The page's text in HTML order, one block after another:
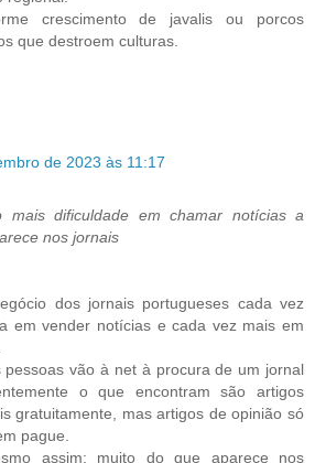
crescimento de javalis ou porcos
que destroem culturas.
de 2023 às 11:17
mais dificuldade em chamar notícias a
nos jornais
dos jornais portugueses cada vez
em vender notícias e cada vez mais em
pessoas vão à net à procura de um jornal
o que encontram são artigos
gratuitamente, mas artigos de opinião só
pague.
assim: muito do que aparece nos